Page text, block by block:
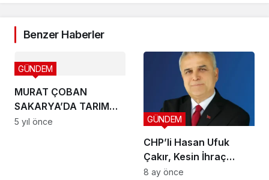
Benzer Haberler
MURAT ÇOBAN
SAKARYA’DA TARIM
İŞÇİLERİNE YAPILAN
GÜNDEM
5 yıl önce
CHP’li Hasan Ufuk
Çakır, Kesin İhraç
Talebinin Ardından
GÜNDEM
8 ay önce